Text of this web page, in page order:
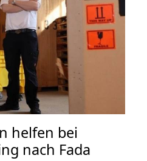
helfen bei
nach Fada